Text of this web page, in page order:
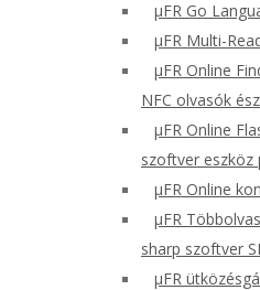
μFR Go
μFR Multi-
μFR Online
NFC olvasók
μFR Online
szoftver eszköz
μFR Online
μFR
sharp szoftver
μFR